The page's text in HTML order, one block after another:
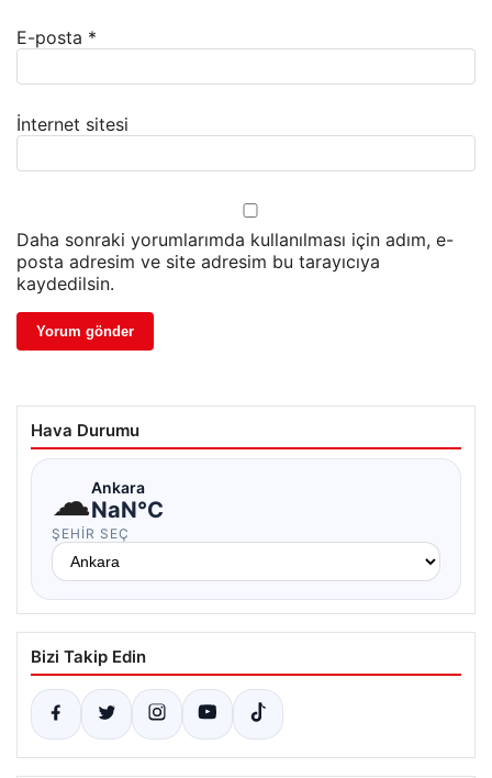
E-posta *
İnternet sitesi
Daha sonraki yorumlarımda kullanılması için adım, e-
posta adresim ve site adresim bu tarayıcıya
kaydedilsin.
Hava Durumu
☁Ankara
NaN°C
ŞEHIR SEÇ
Bizi Takip Edin